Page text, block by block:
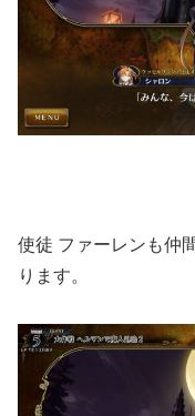
使徒 ファーレンも仲
ります。